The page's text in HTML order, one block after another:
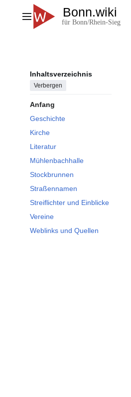
springenHauptmenü
Inhaltsverzeichnis
Verbergen
Anfang
Geschichte
Kirche
Literatur
Mühlenbachhalle
Stockbrunnen
Straßennamen
Streiflichter und Einblicke
Vereine
Weblinks und Quellen